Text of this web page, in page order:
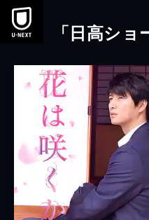
本文へスキップ
「日高シ